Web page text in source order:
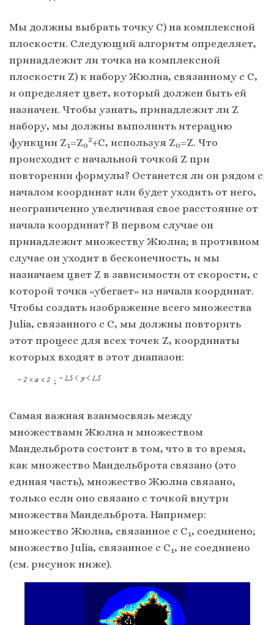
Мы должны выбрать точку C) на комплексной
плоскости. Следующий алгоритм определяет,
принадлежит ли точка на комплексной
плоскости Z) к набору Жюлиа, связанному с C,
и определяет цвет, который должен быть ей
назначен. Чтобы узнать, принадлежит ли Z
набору, мы должны выполнить итерацию
функции Z1=Z0
2+C, используя Z0=Z. Что
происходит с начальной точкой Z при
повторении формулы? Останется ли он рядом с
началом координат или будет уходить от него,
неограниченно увеличивая свое расстояние от
начала координат? В первом случае он
принадлежит множеству Жюлиа; в противном
случае он уходит в бесконечность, и мы
назначаем цвет Z в зависимости от скорости, с
которой точка «убегает» из начала координат.
Чтобы создать изображение всего множества
Julia, связанного с C, мы должны повторить
этот процесс для всех точек Z, координаты
которых входят в этот диапазон:
Самая важная взаимосвязь между
множествами Жюлиа и множеством
Мандельброта состоит в том, что в то время,
как множество Мандельброта связано (это
единая часть), множество Жюлиа связано,
только если оно связано с точкой внутри
множества Мандельброта. Например:
множество Жюлиа, связанное c C1, соединено;
множество Julia, связанное c C1, не соединено
(см. рисунок ниже).